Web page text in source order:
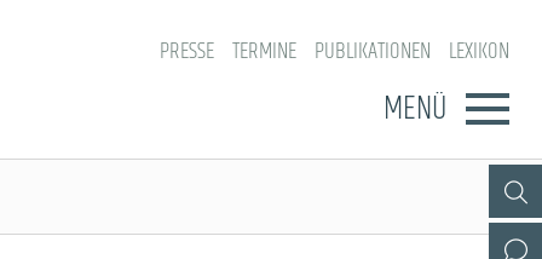
PRESSE TERMINE PUBLIKATIONEN LEXIKON
MENÜ